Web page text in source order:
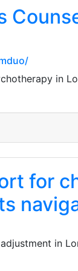
in
for
in